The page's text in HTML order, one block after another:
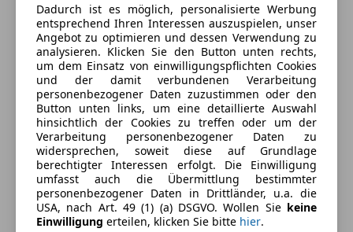
Kraftstoff Diesel
Ausstattung
Komfort
Armlehne
Einparkhilfe
Einparkhilfe Sensoren hinten
Einparkhilfe Sensoren vorne
Elektrische Fensterheber
Elektrische Seitenspiegel
Mehr anzeigen
Farbe und Innenausstattung
Außenfarbe
Schwarz
Farbe laut Hersteller
Schwarz
Dadurch ist es möglich, personalisierte Werbung
entsprechend Ihren Interessen auszuspielen, unser
Angebot zu optimieren und dessen Verwendung zu
analysieren. Klicken Sie den Button unten rechts,
um dem Einsatz von einwilligungspflichten Cookies
und der damit verbundenen Verarbeitung
personenbezogener Daten zuzustimmen oder den
Button unten links, um eine detaillierte Auswahl
hinsichtlich der Cookies zu treffen oder um der
Verarbeitung personenbezogener Daten zu
widersprechen, soweit diese auf Grundlage
berechtigter Interessen erfolgt. Die Einwilligung
umfasst auch die Übermittlung bestimmter
personenbezogener Daten in Drittländer, u.a. die
USA, nach Art. 49 (1) (a) DSGVO. Wollen Sie keine
Einwilligung erteilen, klicken Sie bitte hier.